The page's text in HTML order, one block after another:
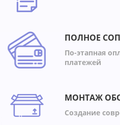
ПОЛНОЕ
По-этапная
платежей
МОНТАЖ
Создание